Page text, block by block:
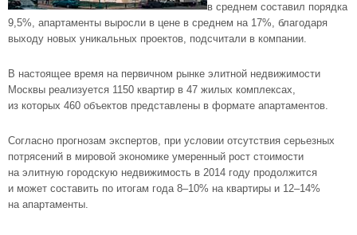
в среднем составил порядка
9,5%, апартаменты выросли в цене в среднем на 17%, благодаря
выходу новых уникальных проектов, подсчитали в компании.
В настоящее время на первичном рынке элитной недвижимости
Москвы реализуется 1150 квартир в 47 жилых комплексах,
из которых 460 объектов представлены в формате апартаментов.
Согласно прогнозам экспертов, при условии отсутствия серьезных
потрясений в мировой экономике умеренный рост стоимости
на элитную городскую недвижимость в 2014 году продолжится
и может составить по итогам года 8–10% на квартиры и 12–14%
на апартаменты.